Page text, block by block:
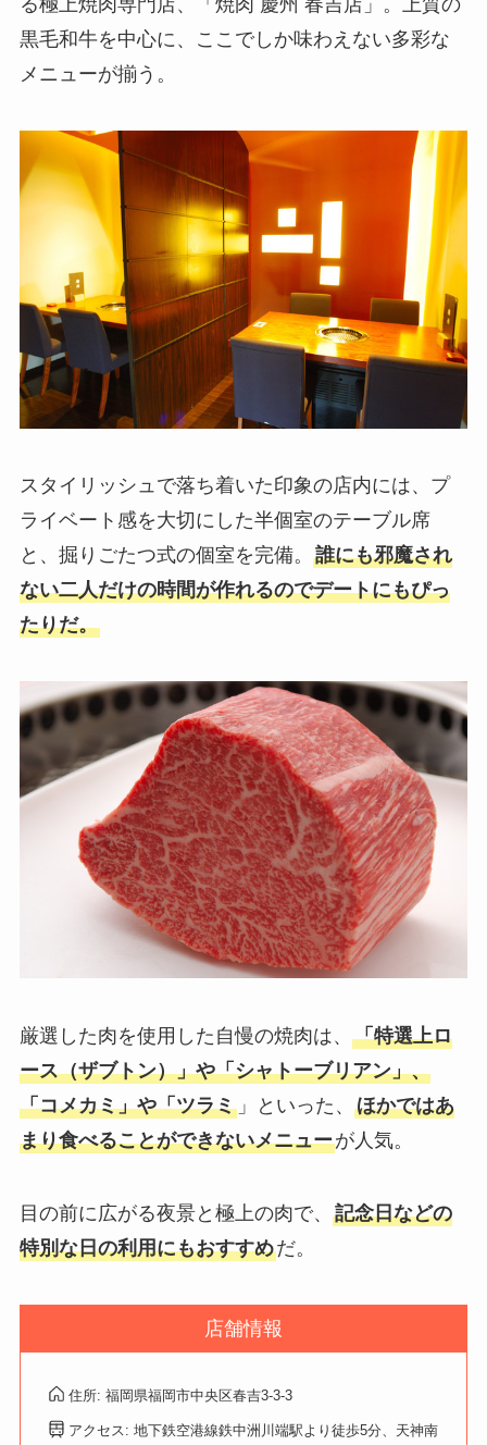
る極上焼肉専門店、「焼肉 慶州 春吉店」。上質の
黒毛和牛を中心に、ここでしか味わえない多彩な
メニューが揃う。
スタイリッシュで落ち着いた印象の店内には、プ
ライベート感を大切にした半個室のテーブル席
と、掘りごたつ式の個室を完備。 誰にも邪魔され
ない二人だけの時間が作れるのでデートにもぴっ
たりだ。
厳選した肉を使用した自慢の焼肉は、 「特選上ロ
ース（ザブトン）」や「シャトーブリアン」、
「コメカミ」や「ツラミ」といった、 ほかではあ
まり食べることができないメニューが人気。
目の前に広がる夜景と極上の肉で、 記念日などの
特別な日の利用にもおすすめだ。
店舗情報
住所: 福岡県福岡市中央区春吉3-3-3
アクセス: 地下鉄空港線鉄中洲川端駅より徒歩5分、天神南